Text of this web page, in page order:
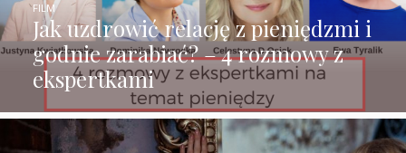
Jak uzdrowić relację z pieniędzmi i
godnie zarabiać? – 4 rozmowy z
ekspertkami
FILM